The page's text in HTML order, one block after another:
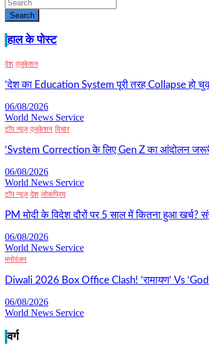
Search
हाल के पोस्ट
देश एजुकेशन
‘देश का Education System पूरी तरह Collapse हो
06/08/2026
World News Service
टॉप न्यूज एजुकेशन विचार
‘System Correction के लिए Gen Z का आंदोलन
06/08/2026
World News Service
टॉप न्यूज देश लोकप्रिय
PM मोदी के विदेश दौरों पर 5 साल में कितना हुआ
06/08/2026
World News Service
मनोरंजन
Diwali 2026 Box Office Clash! ‘रामायण’ Vs
06/08/2026
World News Service
वर्ग